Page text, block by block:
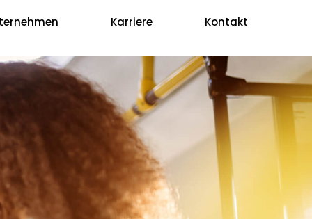
Karriere Kontakt